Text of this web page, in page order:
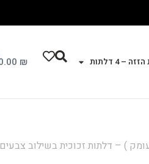
– 4 דלתות ₪
– 3 דלתות – 270 רוחב ( 240 גובה | 60 עומק ) – דלתות זכוכית